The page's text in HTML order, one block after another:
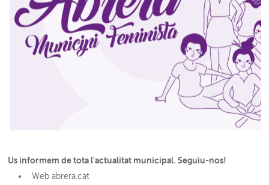
Us informem de tota l'actualitat municipal. Seguiu-nos!
Web abrera.cat